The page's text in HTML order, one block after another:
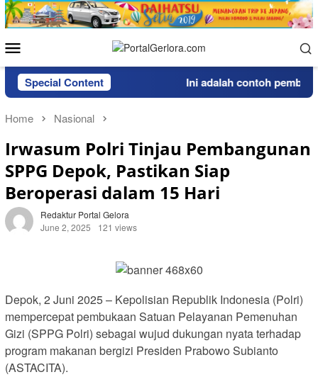
Skip
to
Menu
Special Content Ini adalah contoh
Home Nasional
Irwasum Polri Tinjau Pembangunan
SPPG Depok, Pastikan Siap
Beroperasi dalam 15 Hari
Redaktur Portal Gelora
June 2, 2025
121 views
Depok, 2 Juni 2025 – Kepolisian Republik Indonesia (Polri)
mempercepat pembukaan Satuan Pelayanan Pemenuhan
Gizi (SPPG Polri) sebagai wujud dukungan nyata terhadap
program makanan bergizi Presiden Prabowo Subianto
(ASTACITA).